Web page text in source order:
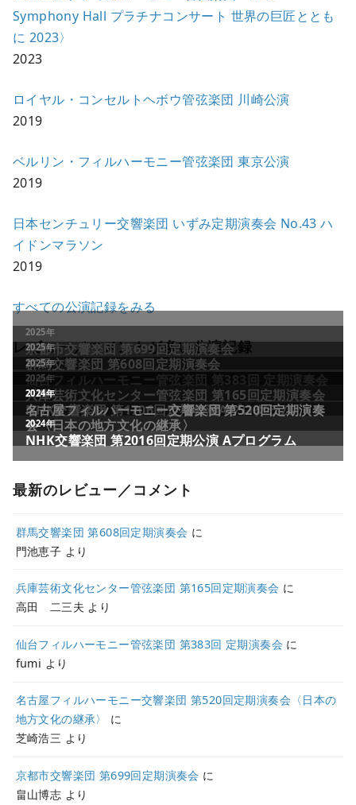
Symphony Hall プラチナコンサート 世界の巨匠ととも
に 2023〉
2023
ロイヤル・コンセルトヘボウ管弦楽団 川崎公演
2019
ベルリン・フィルハーモニー管弦楽団 東京公演
2019
日本センチュリー交響楽団 いずみ定期演奏会 No.43 ハ
イドンマラソン
2019
すべての公演記録をみる
レビュー／コメントが多い公演記録
最新のレビュー／コメント
群馬交響楽団 第608回定期演奏会 に
門池恵子 より
兵庫芸術文化センター管弦楽団 第165回定期演奏会 に
高田 二三夫 より
仙台フィルハーモニー管弦楽団 第383回 定期演奏会 に
fumi より
名古屋フィルハーモニー交響楽団 第520回定期演奏会〈日本の
地方文化の継承〉
に
芝崎浩三 より
京都市交響楽団 第699回定期演奏会 に
畠山博志 より